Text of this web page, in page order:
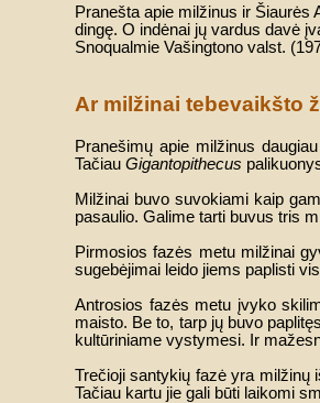
Pranešta apie milžinus ir Šiaurės
dingę. O indėnai jų vardus davė
Snoqualmie Vašingtono valst.
Ar milžinai tebevaikšto
Pranešimų apie milžinus
Tačiau Gigantopithecus
Milžinai buvo suvokiami kaip
pasaulio. Galime tarti buvus tris
Pirmosios fazės metu milžinai
sugebėjimai leido jiems paplisti
Antrosios fazės metu įvyko
maisto. Be to, tarp jų buvo
kultūriniame vystymesi. Ir
Trečioji santykių fazė yra milžinų
Tačiau kartu jie gali būti laikomi